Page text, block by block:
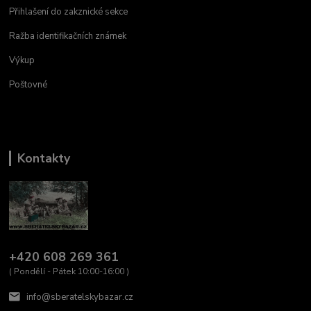
Přihlašení do zakznické sekce
Ražba identifikačních známek
Výkup
Poštovné
Kontakty
+420 608 269 361
( Pondělí - Pátek 10:00-16:00 )
info@sberatelskybazar.cz